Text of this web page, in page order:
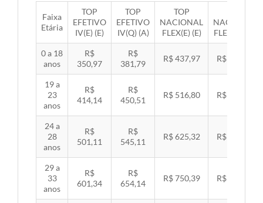
Faixa
Etária
TOP
EFETIVO
IV(E) (E)
TOP
EFETIVO
IV(Q) (A)
TOP
NACIONAL
FLEX(E) (E)
NACIONAL
FLEX(Q) (A)
0 a 18
anos
R$
350,97
R$
381,79
R$ 437,97 R$ 451,33
19 a
23
anos
R$
414,14
R$
450,51
R$ 516,80 R$ 532,57
24 a
28
anos
R$
501,11
R$
545,11
R$ 625,32 R$ 644,40
29 a
33
anos
R$
601,34
R$
654,14
R$ 750,39 R$ 773,29